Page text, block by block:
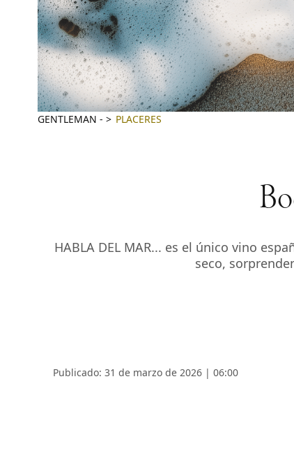
GENTLEMAN - PLACERES
HABLA DEL MAR... es el único vino
seco,
Publicado: 31 de marzo de 2026 | 06:00